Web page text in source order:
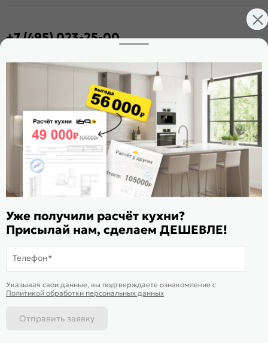
+7 (495) 023-25-00
Стать дилером
Расскажите о нас
Поделиться
Оцените магазин
ИКС 1180
© 2015—2026 Интернет-магазин мебели Mebel169.ru
Пользовательское соглашение
Политика обработки персональных данных
Карта сайта
технологии
Уже получили расчёт кухни?
Присылай нам, сделаем ДЕШЕВЛЕ!
Телефон*
Указывая свои данные, вы подтверждаете ознакомление c
Политикой обработки персональных данных
Отправить заявку